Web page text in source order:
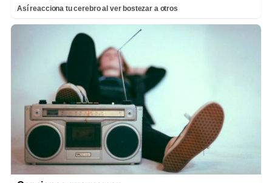
Así reacciona tu cerebro al ver bostezar a otros